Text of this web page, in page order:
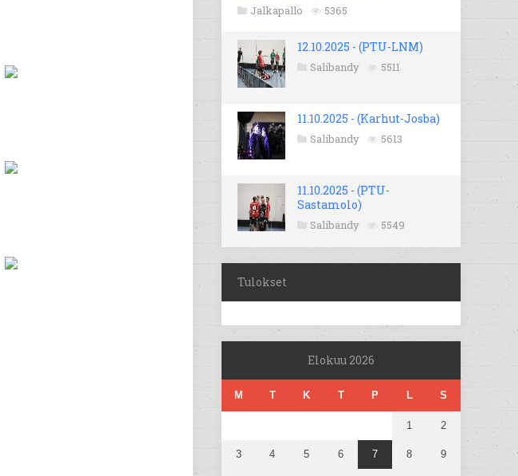
Jalkapallo 5365
12.10.2025 - (PTU-LNM)
Salibandy 5511
11.10.2025 - (Karhut-Josba)
Salibandy 5613
11.10.2025 - (PTU-
Sastamolo)
Salibandy 5549
Tulokset
Elokuu 2026
M T K T P L S
1 2
3 4 5 6 7 8 9